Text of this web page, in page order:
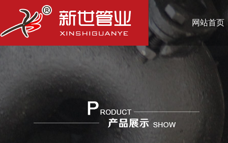
网站首页